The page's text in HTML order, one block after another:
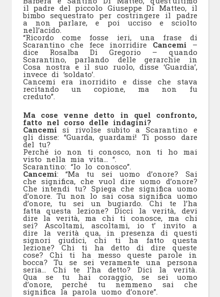
il padre del piccolo Giuseppe Di Matteo, il
bimbo sequestrato per costringere il padre
a non parlare, e poi ucciso e sciolto
nell’acido.
“Ricordo come fosse ieri, una frase di
Scarantino che fece inorridire Cancemi –
dice Rosalba Di Gregorio – quando
Scarantino, parlando delle gerarchie in
Cosa nostra e il suo ruolo, disse ‘Guardia’,
invece di ‘soldato’.
Cancemi era inorridito e disse che stava
recitando un copione, ma non fu
creduto”.
Ma cose venne detto in quel confronto,
fatto nel corso delle indagini?
Cancemi si rivolse subito a Scarantino e
gli disse: “Guarda, guardami! Ti posso dare
del tu?
Perché io non ti conosco, non ti ho mai
visto nella mia vita… “.
Scarantino: “Io lo conosco”.
Cancemi: “Ma tu sei uomo d’onore? Sai
che significa, che vuol dire uomo d’onore?
Che intendi tu? Spiega che significa uomo
d’onore. Tu non lo sai cosa significa uomo
d’onore, tu sei un bugiardo. Chi te l’ha
fatta questa lezione? Dicci la verità, devi
dire la verità, ma chi ti conosce, ma chi
sei? Ascoltami, ascoltami, io t’ invito a
dire la verità qua, in presenza di questi
signori giudici, chi ti ha fatto questa
lezione? Chi ti ha detto di dire queste
cose? Chi ti ha messo queste parole in
bocca? Tu se sei veramente una persona
seria… Chi te l’ha detto? Dici la verità.
Qua se tu hai coraggio, se sei uomo
d’onore, perché tu nemmeno sai che
significa la parola uomo d’onore”.